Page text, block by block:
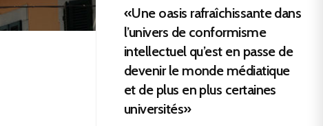
«Une oasis rafraîchissante dans
l’univers de conformisme
intellectuel qu’est en passe de
devenir le monde médiatique
et de plus en plus certaines
universités»